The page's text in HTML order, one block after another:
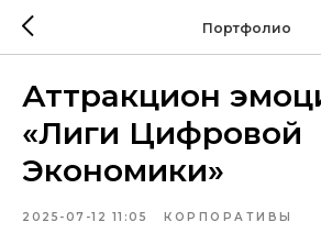
Портфолио
Аттракцион
«Лиги Цифровой
Экономики»
2025-07-12 11:05 КОРПОРАТИВЫ